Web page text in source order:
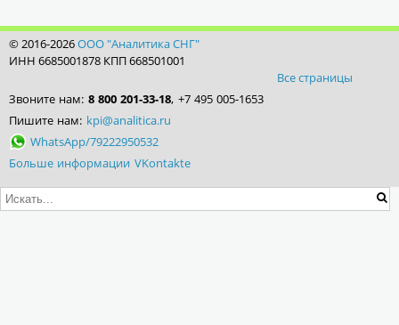
© 2016-2026ООО "Аналитика СНГ"
ИНН 6685001878 КПП 668501001
Все страницы
Звоните нам: 8 800 201-33-18, +7 495 005-1653
Пишите нам: kpi@analitica.ru
WhatsApp/79222950532
Больше информации VKontakte